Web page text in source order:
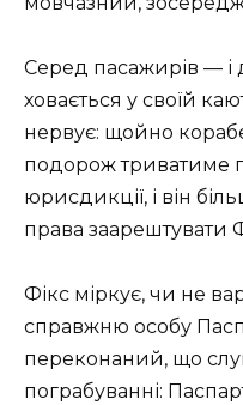
Серед пасажирів — і
ховається у своїй
нервує: щойно
подорож триватиме
юрисдикції, і він
права заарештувати
Фікс міркує, чи не
справжню особу
переконаний, що
пограбуванні: